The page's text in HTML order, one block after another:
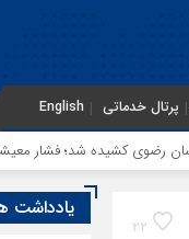
پرتال خدماتی English
شد؛ فشار معیشتی ادامه
22
یادداشت